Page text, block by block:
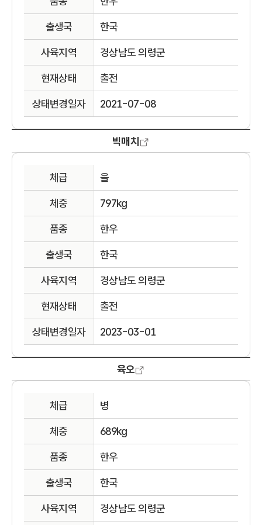
출생국 한국
사육지역 경상남도 의령군
현재상태 출전
상태변경일자 2021-07-08
빅매치
체급 을
체중 797kg
품종 한우
출생국 한국
사육지역 경상남도 의령군
현재상태 출전
상태변경일자 2023-03-01
육오
체급 병
체중 689kg
품종 한우
출생국 한국
사육지역 경상남도 의령군